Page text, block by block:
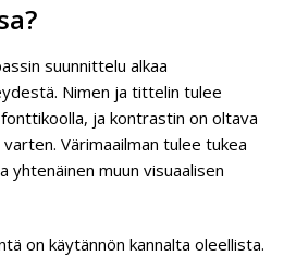
suunnittelu alkaa
Nimen ja tittelin tulee
ja kontrastin on oltava
Värimaailman tulee tukea
yhtenäinen muun visuaalisen
on käytännön kannalta oleellista.